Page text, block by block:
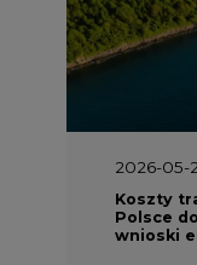
2026-05-
Koszty
Polsce
wnioski